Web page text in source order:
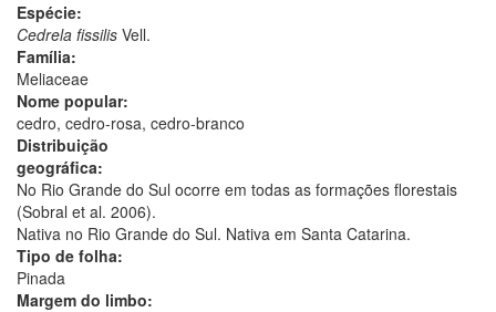
Espécie:
Cedrela fissilis Vell.
Família:
Meliaceae
Nome popular:
cedro, cedro-rosa, cedro-branco
Distribuição
geográfica:
No Rio Grande do Sul ocorre em todas as formações florestais
(Sobral et al. 2006).
Nativa no Rio Grande do Sul. Nativa em Santa Catarina.
Tipo de folha:
Pinada
Margem do limbo: